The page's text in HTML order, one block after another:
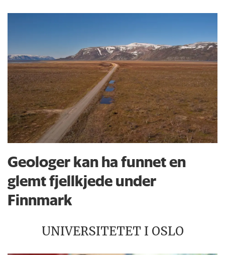
Geologer kan ha funnet en
glemt fjellkjede under
Finnmark
UNIVERSITETET I OSLO